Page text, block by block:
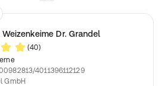
Weizenkeime Dr. Grandel
(40)
4011396112129
GmbH